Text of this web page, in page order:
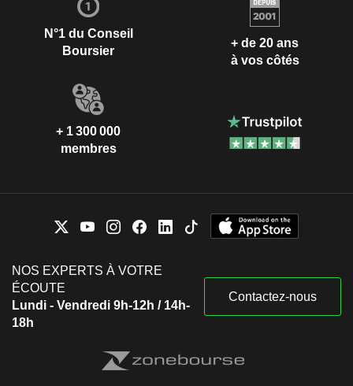
N°1 du Conseil
Boursier
+ de 20 ans
à vos côtés
+ 1 300 000
membres
NOS EXPERTS À VOTRE
ÉCOUTE
Lundi - Vendredi 9h-12h / 14h-
18h
Contactez-nous